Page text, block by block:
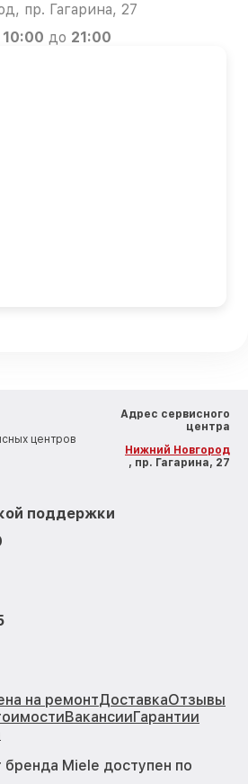
пр. Гагарина, 27
10:00 до 21:00
центров
Адрес сервисного
центра
Нижний Новгород
, пр. Гагарина, 27
поддержки
на ремонтДоставкаОтзывы
ВакансииГарантии
Miele доступен по